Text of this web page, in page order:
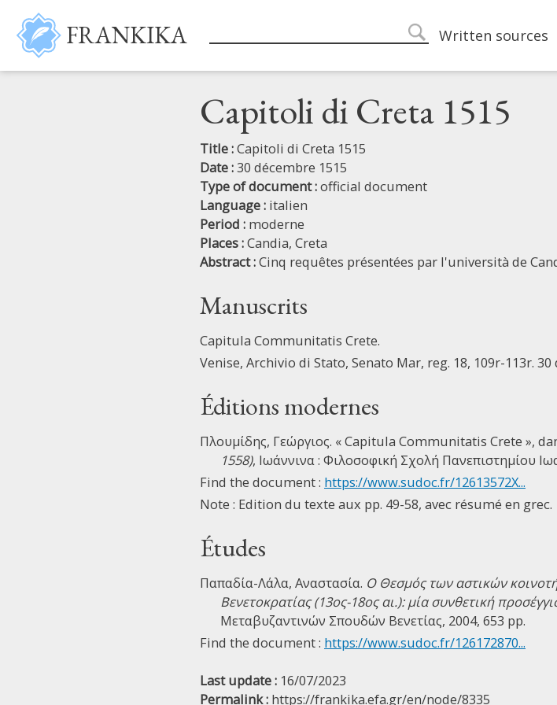
Skip to main content
FRANKIKA search
Main
Written sources
Capitoli di Creta 1515
Title :Capitoli di Creta 1515
Date :30 décembre 1515
Type of document :official document
Language : italien
Period : moderne
Places :Candia, Creta
Abstract :Cinq requêtes présentées par l'università de
Manuscrits
Capitula Communitatis Crete.
Venise, Archivio di Stato, Senato Mar, reg. 18, 109r-113r. 30
Éditions modernes
Πλουμίδης, Γεώργιος. « Capitula Communitatis Crete »,
1558), Ιωάννινα : Φιλοσοφική Σχολή Πανεπιστημίου
Find the document : https://www.sudoc.fr/12613572X...
Note : Edition du texte aux pp. 49-58, avec résumé en grec.
Études
Παπαδία-Λάλα, Αναστασία. Ο Θεσμός των αστικών
Βενετοκρατίας (13ος-18ος αι.): μία συνθετική
Μεταβυζαντινών Σπουδών Βενετίας, 2004, 653 pp.
Find the document : https://www.sudoc.fr/126172870...
Last update : 16/07/2023
Permalink : https://frankika.efa.gr/en/node/8335